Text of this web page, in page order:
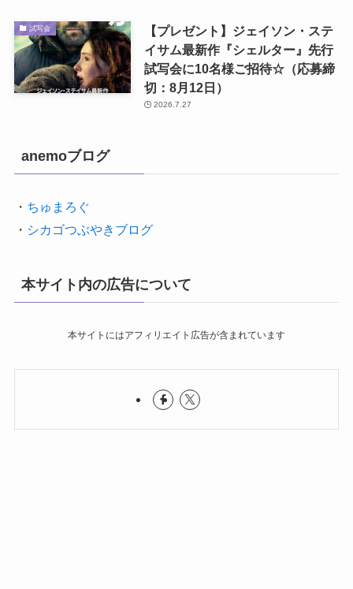
試写会
【プレゼント】ジェイソン・ステ
イサム最新作『シェルター』先行
試写会に10名様ご招待☆（応募締
切：8月12日）
2026.7.27
anemoブログ
・ ちゅまろぐ
・ シカゴつぶやきブログ
本サイト内の広告について
本サイトにはアフィリエイト広告が含まれています